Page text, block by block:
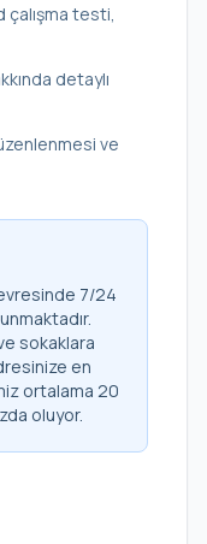
çalışma testi,
detaylı
ve
7/24
sokaklara
en
ortalama 20
oluyor.